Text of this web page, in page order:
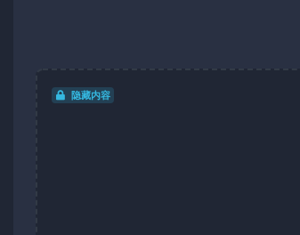
隐藏内容